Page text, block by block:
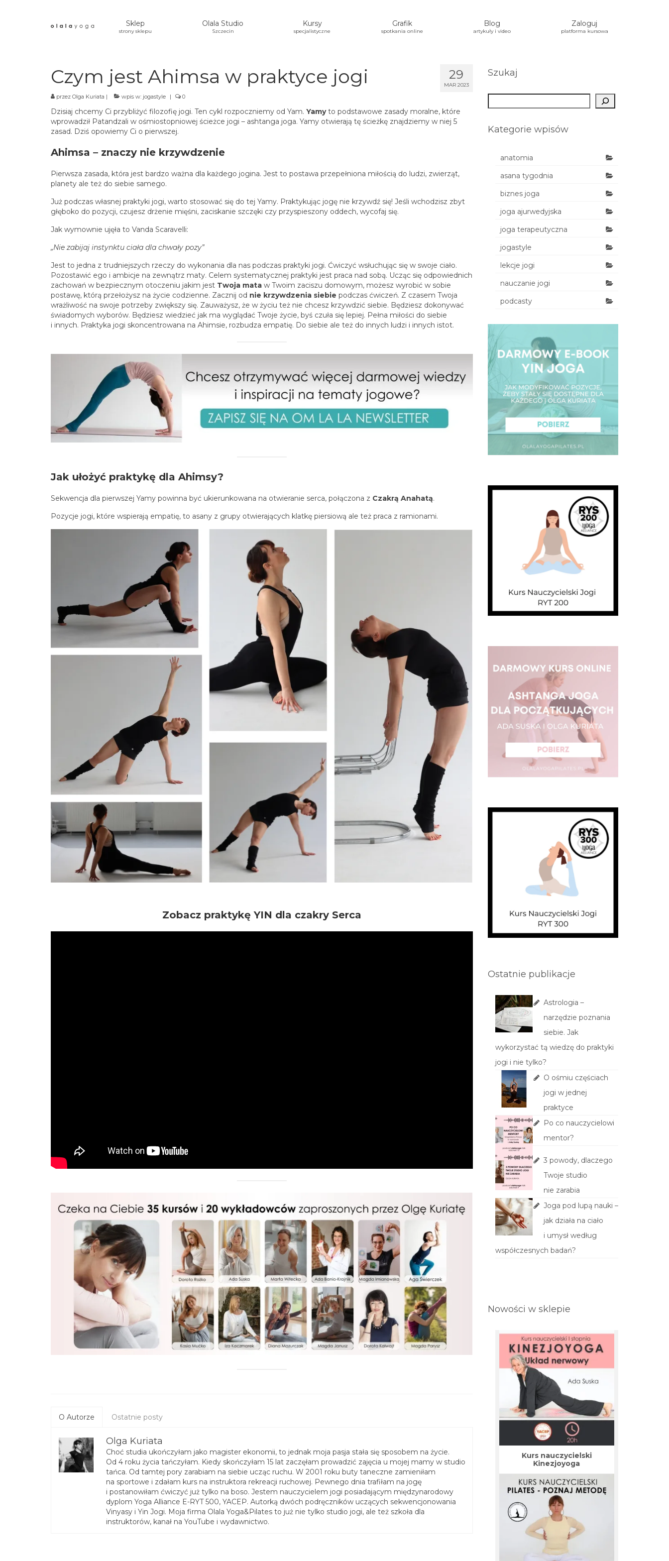
Sklep
strony sklepu
Olala Studio
Szczecin
Kursy
specjalistyczne
Grafik
spotkania online
Blog
artykuły i video
Zaloguj
platforma kursowa
29
MAR 2023
Czym jest Ahimsa w praktyce jogi
przez Olga Kuriata | wpis w: jogastyle | 0
Dzisiaj chcemy Ci przybliżyć filozofię jogi. Ten cykl rozpoczniemy od Yam. Yamyto podstawowe zasady moralne, które
wprowadził Patandzali w ośmiostopniowej ścieżce jogi – ashtanga joga. Yamy otwierają tę ścieżkę znajdziemy w niej 5
zasad. Dziś opowiemy Ci o pierwszej.
Ahimsa – znaczy nie krzywdzenie
Pierwsza zasada, która jest bardzo ważna dla każdego jogina. Jest to postawa przepełniona miłością do ludzi, zwierząt,
planety ale też do siebie samego.
Już podczas własnej praktyki jogi, warto stosować się do tej Yamy. Praktykując jogę nie krzywdź się! Jeśli wchodzisz zbyt
głęboko do pozycji, czujesz drżenie mięśni, zaciskanie szczęki czy przyspieszony oddech, wycofaj się.
Jak wymownie ujęła to Vanda Scaravelli:
„Nie zabijaj instynktu ciała dla chwały pozy”
Jest to jedna z trudniejszych rzeczy do wykonania dla nas podczas praktyki jogi. Ćwiczyć wsłuchując się w swoje ciało.
Pozostawić ego i ambicje na zewnątrz maty. Celem systematycznej praktyki jest praca nad sobą. Ucząc się odpowiednich
zachowań w bezpiecznym otoczeniu jakim jest Twoja mata w Twoim zaciszu domowym, możesz wyrobić w sobie
postawę, którą przełożysz na życie codzienne. Zacznij od nie krzywdzenia siebie podczas ćwiczeń. Z czasem Twoja
wrażliwość na swoje potrzeby zwiększy się. Zauważysz, że w życiu też nie chcesz krzywdzić siebie. Będziesz dokonywać
świadomych wyborów. Będziesz wiedzieć jak ma wyglądać Twoje życie, byś czuła się lepiej. Pełna miłości do siebie
i innych. Praktyka jogi skoncentrowana na Ahimsie, rozbudza empatię. Do siebie ale też do innych ludzi i innych istot.
Jak ułożyć praktykę dla Ahimsy?
Sekwencja dla pierwszej Yamy powinna być ukierunkowana na otwieranie serca, połączona z Czakrą Anahatą.
Pozycje jogi, które wspierają empatię, to asany z grupy otwierających klatkę piersiową ale też praca z ramionami.
Zobacz praktykę YIN dla czakry Serca
O Autorze Ostatnie posty
Olga Kuriata
Choć studia ukończyłam jako magister ekonomii, to jednak moja pasja stała się sposobem na życie.
Od 4 roku życia tańczyłam. Kiedy skończyłam 15 lat zaczęłam prowadzić zajęcia u mojej mamy w studio
tańca. Od tamtej pory zarabiam na siebie ucząc ruchu. W 2001 roku buty taneczne zamieniłam
na sportowe i zdałam kurs na instruktora rekreacji ruchowej. Pewnego dnia trafiłam na jogę
i postanowiłam ćwiczyć już tylko na boso. Jestem nauczycielem jogi posiadającym międzynarodowy
dyplom Yoga Alliance E-RYT 500, YACEP. Autorką dwóch podręczników uczących sekwencjonowania
Vinyasy i Yin Jogi. Moja firma Olala Yoga&Pilates to już nie tylko studio jogi, ale też szkoła dla
instruktorów, kanał na YouTube i wydawnictwo.
Szukaj
Kategorie wpisów
anatomia
asana tygodnia
biznes joga
joga ajurwedyjska
joga terapeutyczna
jogastyle
lekcje jogi
nauczanie jogi
podcasty
Ostatnie publikacje
Astrologia –
narzędzie poznania
siebie. Jak
wykorzystać tą wiedzę do praktyki
jogi i nie tylko?
O ośmiu częściach
jogi w jednej
praktyce
Po co nauczycielowi
mentor?
3 powody, dlaczego
Twoje studio
nie zarabia
Joga pod lupą nauki –
jak działa na ciało
i umysł według
współczesnych badań?
Nowości w sklepie
Kurs nauczycielski
Kinezjoyoga